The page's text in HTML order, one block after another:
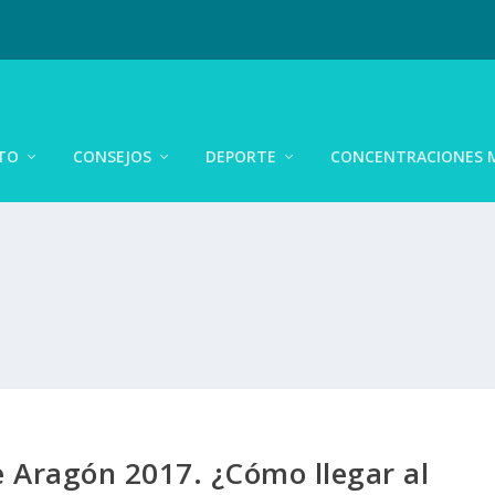
CONSEJOS DEPORTE CONCENTRACIONES
2017. ¿Cómo llegar al